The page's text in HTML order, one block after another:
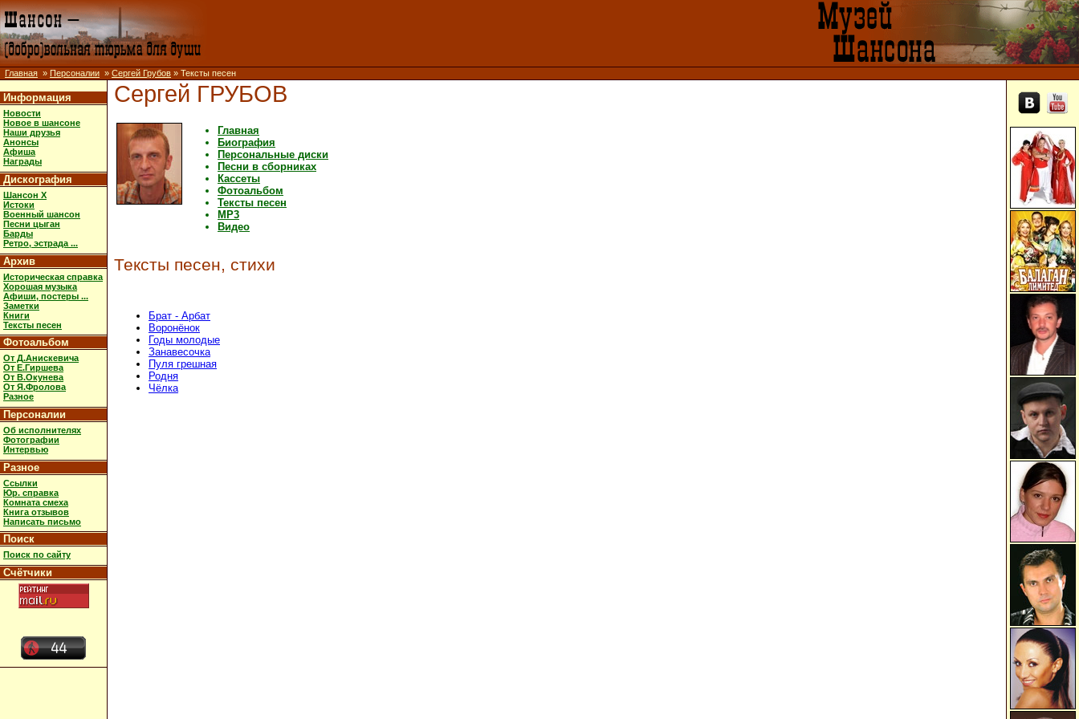
Главная » Персоналии » Сергей Грубов » Тексты песен
Информация
Новости
Новое в шансоне
Наши друзья
Анонсы
Афиша
Награды
Дискография
Шансон X
Истоки
Военный шансон
Песни цыган
Барды
Ретро, эстрада ...
Архив
Историческая справка
Хорошая музыка
Афиши, постеры ...
Заметки
Книги
Тексты песен
Фотоальбом
От Д.Анискевича
От Е.Гиршева
От В.Окунева
От Я.Фролова
Разное
Персоналии
Об исполнителях
Фотографии
Интервью
Разное
Ссылки
Юр. справка
Комната смеха
Книга отзывов
Написать письмо
Поиск
Поиск по сайту
Счётчики
Сергей ГРУБОВ
Главная
Биография
Персональные диски
Песни в сборниках
Кассеты
Фотоальбом
Тексты песен
MP3
Видео
Тексты песен, стихи
Брат - Арбат
Воронёнок
Годы молодые
Занавесочка
Пуля грешная
Родня
Чёлка